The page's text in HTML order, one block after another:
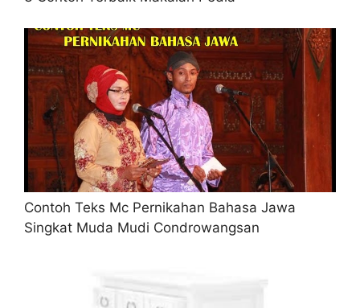
Contoh Teks Mc Pernikahan Bahasa Jawa
Singkat Muda Mudi Condrowangsan